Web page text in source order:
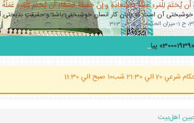
يُختَمَ لِلْمَرءِ عَمَلُهُ بِالسَّعادَةِ و إنَّ حَقيقَةَ الشَّقاءِ أن يُختَمَ لِلْمَرءِ عَمَلُهُ
آن است كه پايان كار انسان خوشبختى باشد و حقيقت بدبختى
(ساعت پاسخگوي احكام شرعي 20 الي 21:30 شب10 صبح الي 11:30
اهل‌بيت